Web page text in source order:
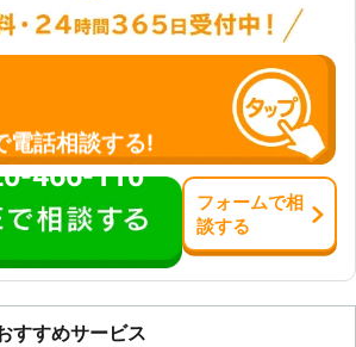
電話相談する!
466-110
フォームで相
談する
すすめサービス